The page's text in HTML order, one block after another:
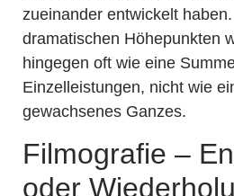
zueinander entwickelt
dramatischen Höhepunkten
hingegen oft wie eine
Einzelleistungen, nicht wie
gewachsenes Ganzes.
Filmografie –
oder